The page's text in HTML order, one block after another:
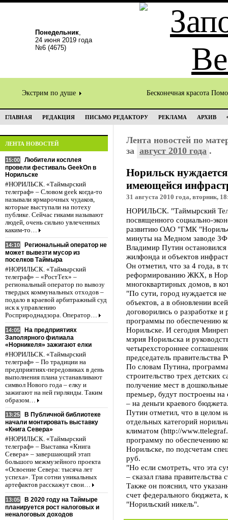
Понедельник,
24 июня 2019 года
№6 (4675)
Экстрим по душе Бесконечная красота
ГЛАВНАЯ РЕДАКЦИЯ ПИСЬМО РЕДАКТОРУ РЕКЛАМА АРХИВ
ЛЕНТА НОВОСТЕЙ
15:00
Любители косплея
провели фестиваль GeekOn в
Норильске
#НОРИЛЬСК. «Таймырский
телеграф» – Словом geek когда-то
называли ярмарочных чудаков,
которые выступали на потеху
публике. Сейчас гиками называют
людей, очень сильно увлеченных
каким-то…
14:10
Региональный оператор не
может вывезти мусор из
поселков Таймыра
#НОРИЛЬСК. «Таймырский
телеграф» – «РостТех» –
региональный оператор по вывозу
твердых коммунальных отходов –
подало в краевой арбитражный суд
иск к управлению
Росприроднадзора. Оператор…
14:05
На предприятиях
Заполярного филиала
«Норникеля» зажигают елки
#НОРИЛЬСК. «Таймырский
телеграф» – По традиции на
предприятиях-передовиках в день
выполнения плана устанавливают
символ Нового года – елку и
зажигают на ней гирлянды. Таким
образом…
13:25
В Публичной библиотеке
начали монтировать выставку
«Книга Севера»
#НОРИЛЬСК. «Таймырский
телеграф» – Выставка «Книга
Севера» – завершающий этап
большого межмузейного проекта
«Освоение Севера: тысяча лет
успеха». Три сотни уникальных
артефактов расскажут свои…
13:05
В 2020 году на Таймыре
планируется рост налоговых и
неналоговых доходов
Лента новостей по
за август 2010 года .
Норильск
имеющейся
31 августа 2010 года, вторник,
НОРИЛЬСК. "Таймырский
посвященного социально-
развитию ОАО "ГМК
минуты на Медном заводе
Владимир Путин
жилфонда и объектов
Он отметил, что за 4 года, в
реформированию ЖКХ, в
многоквартирных домов, в
"По сути, город нуждается
объектов, а в обновлении
договорились о разработке и
программы по обеспечению
Норильске. И сегодня
мэрия Норильска и
четырехстороннее
председатель правительства
По словам Путина,
строительство трех детских
получение мест в
премьер, будут построены
– на деньги краевого
Путин отметил, что в целом
отдельных категорий
климатом (http://
программу по обеспечению
Норильске, по подсчетам
руб.
"Но если смотреть, что эта
– сказал глава правительства
Также он пояснил, что
счет федерального бюджета,
"Норильский никель".